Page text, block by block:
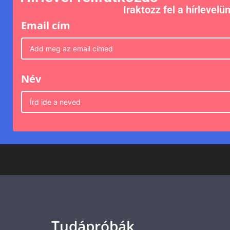
Iraktozz fel a
Email cím
Név
Tudápróbák